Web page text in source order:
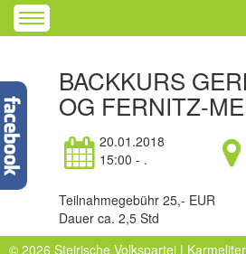
BACKKURS
OG FERNITZ-
20.01.2018
15:00 - .
Teilnahmegebühr 25,- EUR
Dauer ca. 2,5 Std
© 2026 Steirische Volkspartei |